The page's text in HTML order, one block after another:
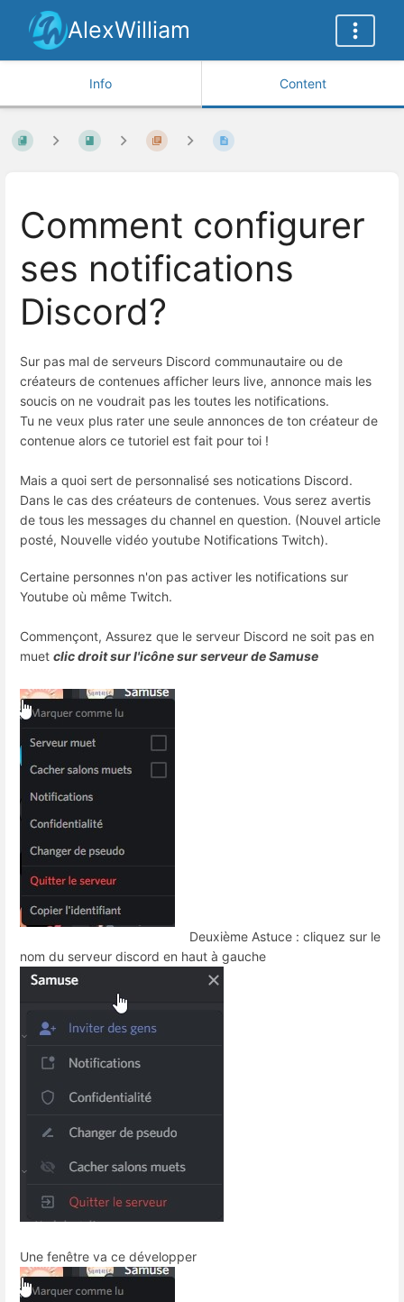
AlexWilliam
Info Content
Comment configurer
ses notifications
Discord?
Sur pas mal de serveurs Discord communautaire ou de
créateurs de contenues afficher leurs live, annonce mais les
soucis on ne voudrait pas les toutes les notifications.
Tu ne veux plus rater une seule annonces de ton créateur de
contenue alors ce tutoriel est fait pour toi !
Mais a quoi sert de personnalisé ses notications Discord.
Dans le cas des créateurs de contenues. Vous serez avertis
de tous les messages du channel en question. (Nouvel article
posté, Nouvelle vidéo youtube Notifications Twitch).
Certaine personnes n'on pas activer les notifications sur
Youtube où même Twitch.
Commençont, Assurez que le serveur Discord ne soit pas en
muet clic droit sur l'icône sur serveur de Samuse
Deuxième Astuce : cliquez sur le
nom du serveur discord en haut à gauche
Une fenêtre va ce développer